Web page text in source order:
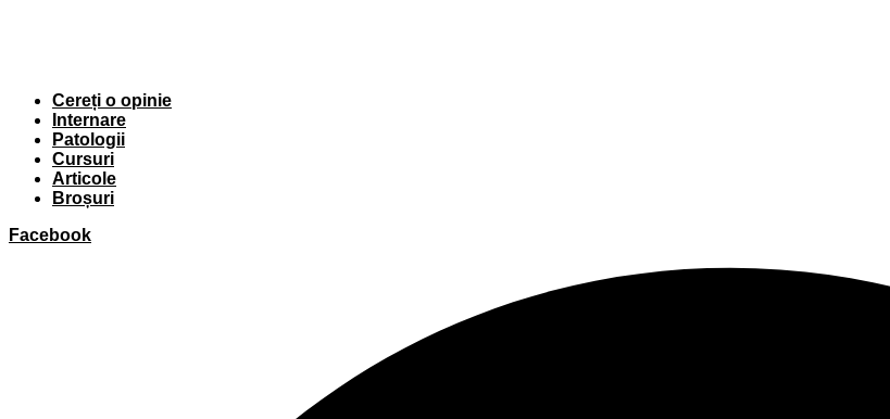
Cereți o opinie
Internare
Patologii
Cursuri
Articole
Broșuri
Facebook